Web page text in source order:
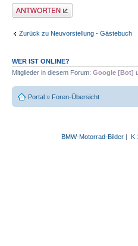
Antwort schreiben
Zurück zu Neuvorstellung - Gästebuch
WER IST ONLINE?
Mitglieder in diesem Forum: Google [Bot]
Portal » Foren-Übersicht
BMW-Motorrad-Bilder| K